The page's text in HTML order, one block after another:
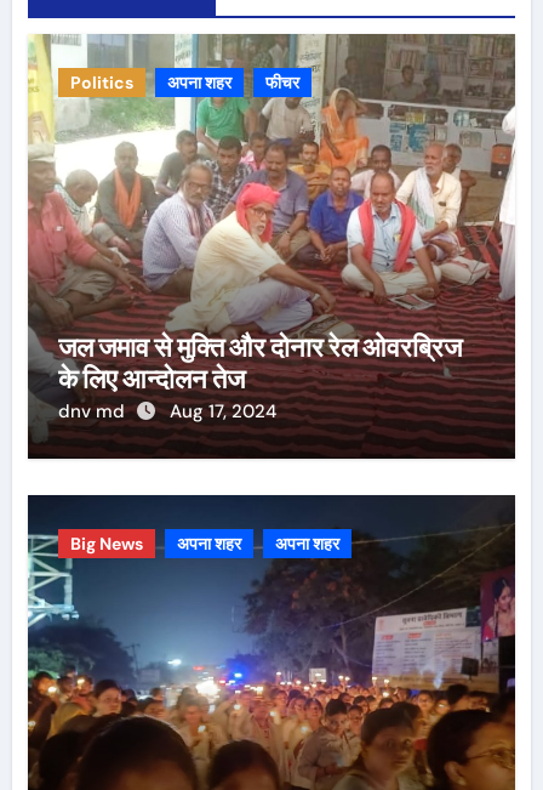
Politics अपना शहर फीचर
जल जमाव से मुक्ति और दोनार रेल ओवरब्रिज
के लिए आन्दोलन तेज
dnv md Aug 17, 2024
Big News अपना शहर अपना शहर